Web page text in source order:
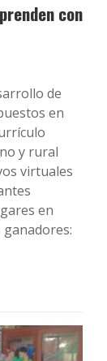
con
de
en
y rural
virtuales
en